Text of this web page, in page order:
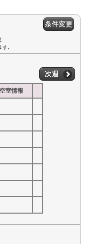
条件変更
。
次週
空室情報